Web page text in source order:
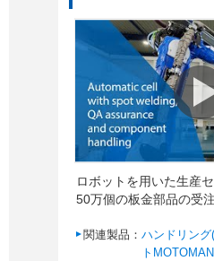
ロボットを用いた生産
50万個の板金部品の受
関連製品： ハンドリング
ト